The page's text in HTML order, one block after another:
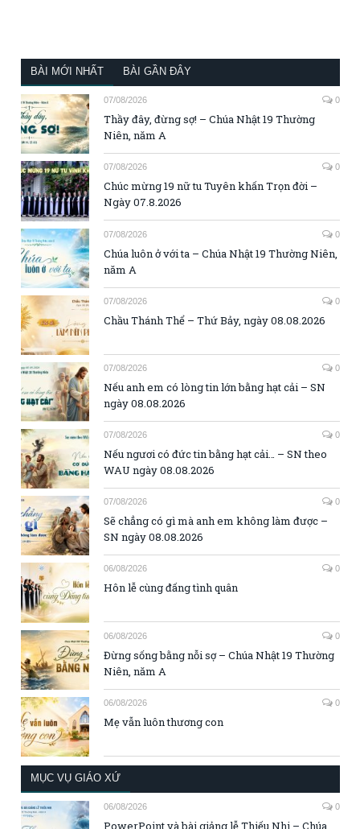
BÀI MỚI NHẤT BÀI GẦN ĐÂY
07/08/2026 0
Thầy đây, đừng sợ! – Chúa Nhật 19 Thường
Niên, năm A
07/08/2026 0
Chúc mừng 19 nữ tu Tuyên khấn Trọn đời –
Ngày 07.8.2026
07/08/2026 0
Chúa luôn ở với ta – Chúa Nhật 19 Thường Niên,
năm A
07/08/2026 0
Chầu Thánh Thể – Thứ Bảy, ngày 08.08.2026
07/08/2026 0
Nếu anh em có lòng tin lớn bằng hạt cải – SN
ngày 08.08.2026
07/08/2026 0
Nếu ngươi có đức tin bằng hạt cải… – SN theo
WAU ngày 08.08.2026
07/08/2026 0
Sẽ chẳng có gì mà anh em không làm được –
SN ngày 08.08.2026
06/08/2026 0
Hôn lễ cùng đấng tình quân
06/08/2026 0
Đừng sống bằng nỗi sợ – Chúa Nhật 19 Thường
Niên, năm A
06/08/2026 0
Mẹ vẫn luôn thương con
MỤC VỤ GIÁO XỨ
06/08/2026 0
PowerPoint và bài giảng lễ Thiếu Nhi – Chúa